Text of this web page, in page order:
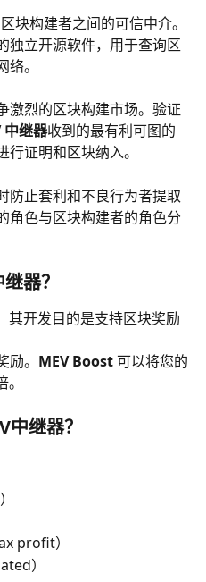
块构建者之间的可信中介。
独立开源软件，用于查询区
。
激烈的区块构建市场。验证
中继器收到的最有利可图的
行证明和区块纳入。
防止套利和不良行为者提取
角色与区块构建者的角色分
器？
其开发目的是支持区块奖励
。 MEV Boost 可以将您的
继器？
profit）
）